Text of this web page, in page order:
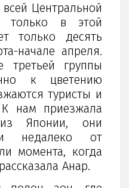
Центральной
только в этой
только десять
начале апреля.
третьей группы
к цветению
туристы и
нам приезжала
Японии, они
недалеко от
момента, когда
Анар.